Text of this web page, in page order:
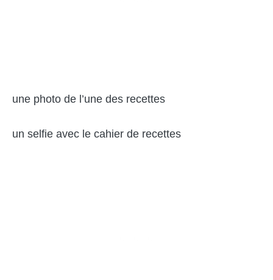
une photo de l’une des recettes
un selfie avec le cahier de recettes